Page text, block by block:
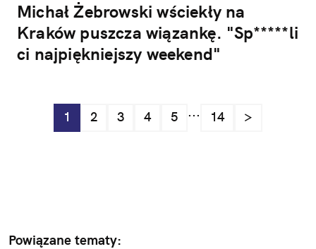
Michał Żebrowski wściekły na
Kraków puszcza wiązankę. "Sp*****li
ci najpiękniejszy weekend"
1 2 3 4 5 ... 14 >
Powiązane tematy: